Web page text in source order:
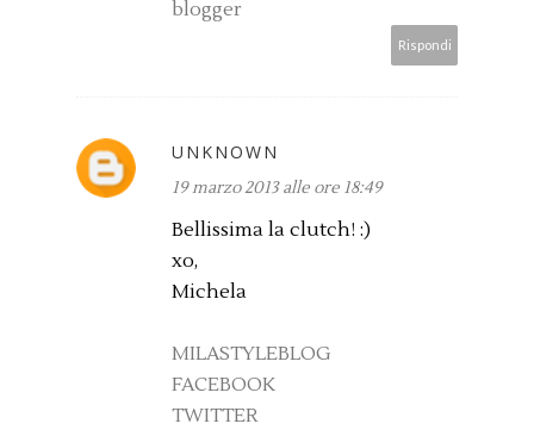
blogger
Rispondi
UNKNOWN
19 marzo 2013 alle ore 18:49
Bellissima la clutch! :)
xo,
Michela
MILASTYLEBLOG
FACEBOOK
TWITTER